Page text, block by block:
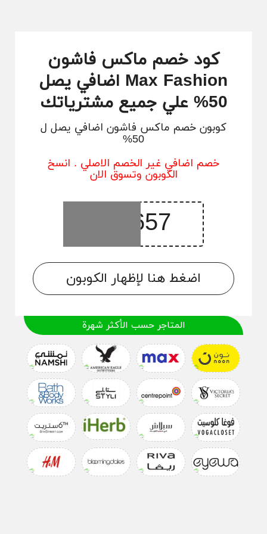
كود خصم ماكس فاشون
Max Fashion اضافي يصل
50% علي جميع مشترياتك
كوبون خصم ماكس فاشون اضافي يصل ل
50%
خصم اضافي غير الخصم الاصلي . انسخ
الكوبون وتسوق الان
اضغط هنا لإظهار الكوبون
المتاجر حسب الأكثر شهرة